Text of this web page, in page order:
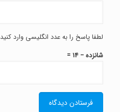
لطفا پاسخ را به عدد انگلیسی وارد
شانزده − 14 =